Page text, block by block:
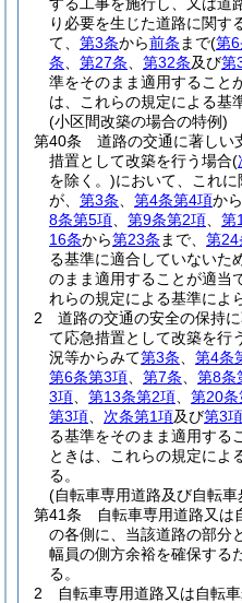
り必要を生じた道路に関す
て、 第3条から前条 まで(第6
条
第27条 第32条及び第
準をそのまま適用すること
は、これらの規定による基
(小区間改築の場合の特例)
第40条
道路の交通に著しい
措置として改築を行う場合(
を除く。)において、これ
が、 第3条 第4条第4項から
8条第5項
第9条第2項 第
16条から第23条 まで、 第24
る基準に適合していないた
のまま適用することが適当
れらの規定による基準によ
2
道路の交通の安全の保持
て応急措置として改築を行
況等からみて第3条 第4条
第6条第3項
第7条 第8条
3項
第13条第2項 第20
第3項
次条第1項及び第3項
る基準をそのまま適用する
ときは、これらの規定によ
る。
(自転車専用道路及び自転
第41条
自転車専用道路又は
の各側に、当該道路の部分
幅員の側方余裕を確保する
る。
2
自転車専用道路又は自転